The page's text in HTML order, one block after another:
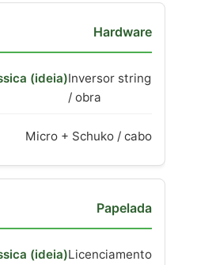
Hardware
Inversor string
/ obra
Micro + Schuko / cabo
Papelada
Licenciamento